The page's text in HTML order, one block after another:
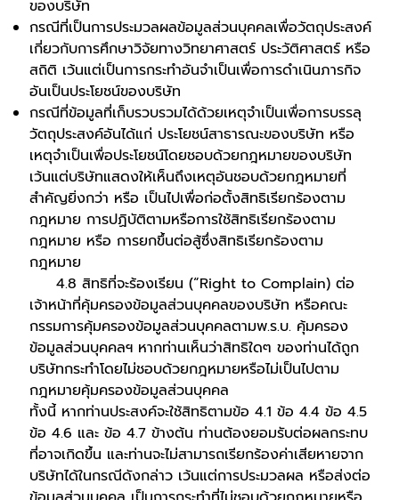
ของบริษัท
กรณีที่เป็นการประมวลผลข้อมูลส่วนบุคคลเพื่อวัตถุประสงค์
เกี่ยวกับการศึกษาวิจัยทางวิทยาศาสตร์ ประวัติศาสตร์ หรือ
สถิติ เว้นแต่เป็นการกระทำอันจำเป็นเพื่อการดำเนินภารกิจ
อันเป็นประโยชน์ของบริษัท
กรณีที่ข้อมูลที่เก็บรวบรวมได้ด้วยเหตุจำเป็นเพื่อการบรรลุ
วัตถุประสงค์อันได้แก่ ประโยชน์สาธารณะของบริษัท หรือ
เหตุจำเป็นเพื่อประโยชน์โดยชอบด้วยกฎหมายของบริษัท
เว้นแต่บริษัทแสดงให้เห็นถึงเหตุอันชอบด้วยกฎหมายที่
สำคัญยิ่งกว่า หรือ เป็นไปเพื่อก่อตั้งสิทธิเรียกร้องตาม
กฎหมาย การปฏิบัติตามหรือการใช้สิทธิเรียกร้องตาม
กฎหมาย หรือ การยกขึ้นต่อสู้ซึ่งสิทธิเรียกร้องตาม
กฎหมาย
4.8 สิทธิที่จะร้องเรียน (“Right to Complain) ต่อ
เจ้าหน้าที่คุ้มครองข้อมูลส่วนบุคคลของบริษัท หรือคณะ
กรรมการคุ้มครองข้อมูลส่วนบุคคลตามพ.ร.บ. คุ้มครอง
ข้อมูลส่วนบุคคลฯ หากท่านเห็นว่าสิทธิใดๆ ของท่านได้ถูก
บริษัทกระทำโดยไม่ชอบด้วยกฎหมายหรือไม่เป็นไปตาม
กฎหมายคุ้มครองข้อมูลส่วนบุคคล
ทั้งนี้ หากท่านประสงค์จะใช้สิทธิตามข้อ 4.1 ข้อ 4.4 ข้อ 4.5
ข้อ 4.6 และ ข้อ 4.7 ข้างต้น ท่านต้องยอมรับต่อผลกระทบ
ที่อาจเกิดขึ้น และท่านจะไม่สามารถเรียกร้องค่าเสียหายจาก
บริษัทได้ในกรณีดังกล่าว เว้นแต่การประมวลผล หรือส่งต่อ